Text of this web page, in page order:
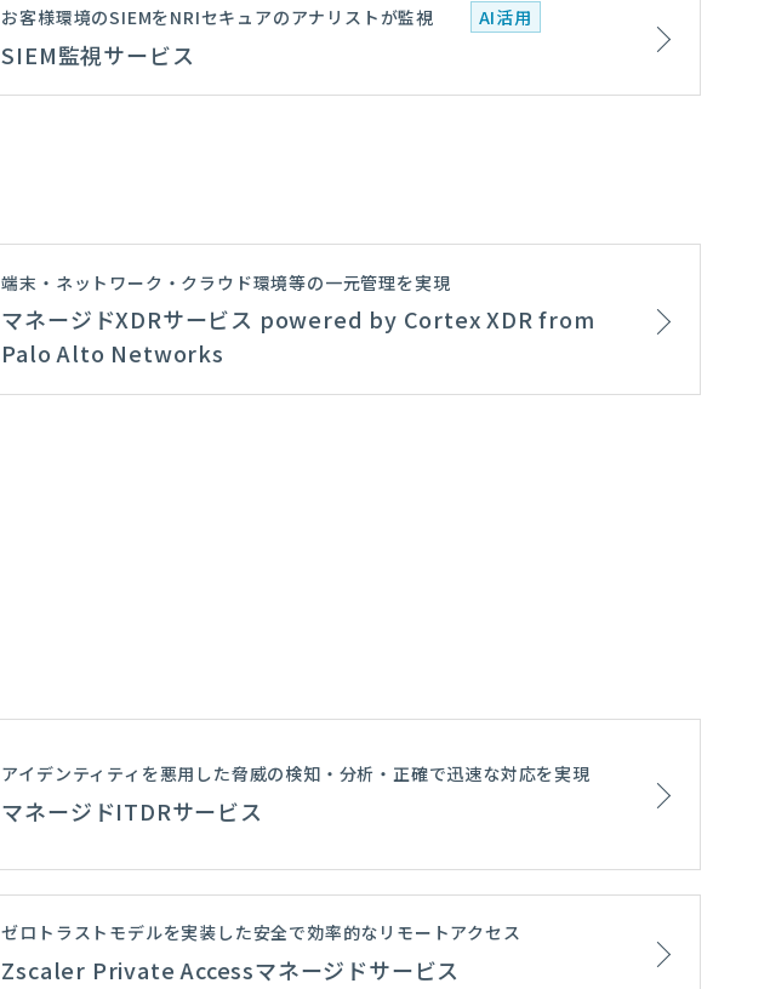
お客様環境のSIEMをNRIセキュアのアナリストが監視 AI活用
SIEM監視サービス
端末・ネットワーク・クラウド環境等の一元管理を実現
マネージドXDRサービス powered by Cortex XDR from
Palo Alto Networks
アイデンティティを悪用した脅威の検知・分析・正確で迅速な対応を実現
マネージドITDRサービス
ゼロトラストモデルを実装した安全で効率的なリモートアクセス
Zscaler Private Accessマネージドサービス